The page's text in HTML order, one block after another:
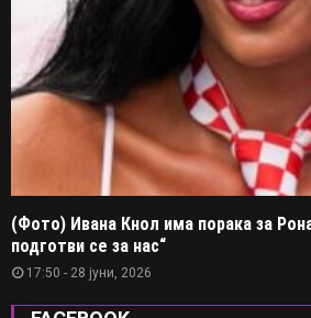
(Фото) Ивана Кнол има порака за
подготви се за нас“
17:50 - 28 јуни, 2026